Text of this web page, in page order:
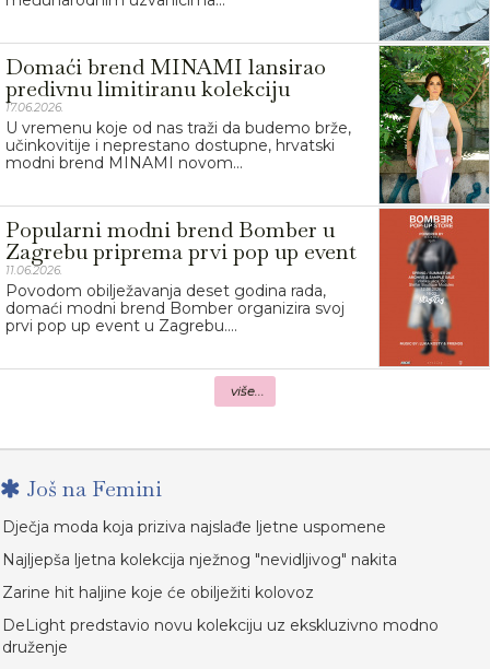
Domaći brend MINAMI lansirao
predivnu limitiranu kolekciju
17.06.2026.
U vremenu koje od nas traži da budemo brže,
učinkovitije i neprestano dostupne, hrvatski
modni brend MINAMI novom...
Popularni modni brend Bomber u
Zagrebu priprema prvi pop up event
11.06.2026.
Povodom obilježavanja deset godina rada,
domaći modni brend Bomber organizira svoj
prvi pop up event u Zagrebu....
više...
Još na Femini
Dječja moda koja priziva najslađe ljetne uspomene
Najljepša ljetna kolekcija nježnog "nevidljivog" nakita
Zarine hit haljine koje će obilježiti kolovoz
DeLight predstavio novu kolekciju uz ekskluzivno modno
druženje